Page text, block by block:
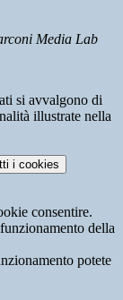
Media Lab
si avvalgono di
illustrate nella
i cookies
consentire.
della
potete